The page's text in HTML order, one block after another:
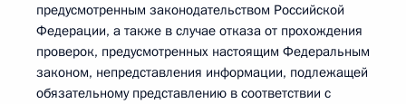
предусмотренным законодательством Российской
Федерации, а также в случае отказа от прохождения
проверок, предусмотренных настоящим Федеральным
законом, непредставления информации, подлежащей
обязательному представлению в соответствии с